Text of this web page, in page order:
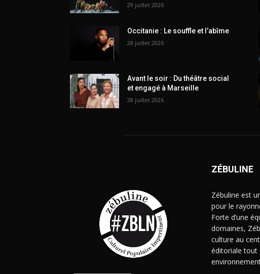
29 juillet 2026
Occitanie : Le souffle et l’abîme
28 juillet 2026
Avant le soir : Du théâtre social
et engagé à Marseille
28 juillet 2026
ZÉBULINE
Zébuline est
pour le
Forte d’une
domaines,
culture au
éditoriale tout